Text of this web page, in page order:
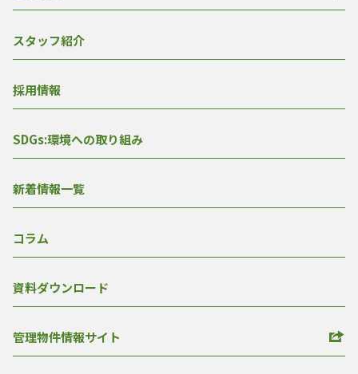
スタッフ紹介
採用情報
SDGs:環境への取り組み
新着情報一覧
コラム
資料ダウンロード
管理物件情報サイト